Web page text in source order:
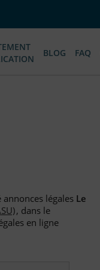
BLOG FAQ
légales Le
, dans le
en ligne